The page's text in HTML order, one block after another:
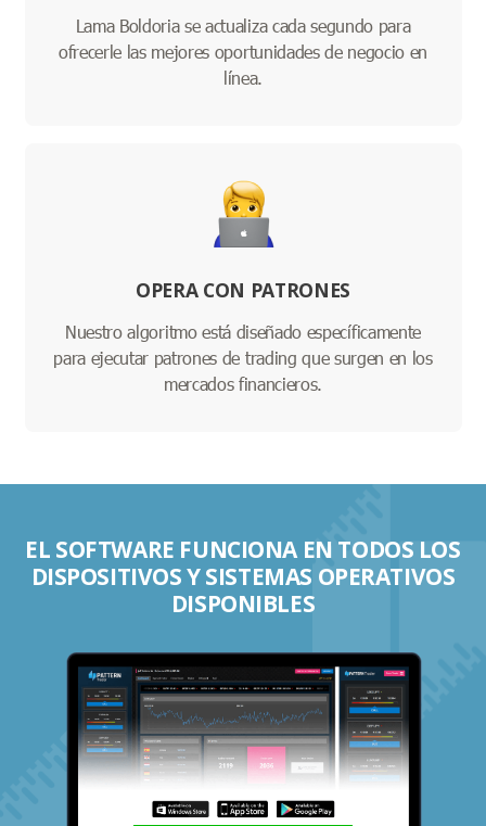
Lama Boldoria se actualiza cada segundo para
ofrecerle las mejores oportunidades de negocio en
línea.
OPERA CON PATRONES
Nuestro algoritmo está diseñado específicamente
para ejecutar patrones de trading que surgen en los
mercados financieros.
EL SOFTWARE FUNCIONA EN TODOS LOS
DISPOSITIVOS Y SISTEMAS OPERATIVOS
DISPONIBLES